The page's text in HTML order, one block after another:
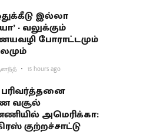
இல்லா
போராட்டமும்
15 hours ago
பரிவர்த்தனை
வசூல்
அமெரிக்கா:
குற்றச்சாட்டு